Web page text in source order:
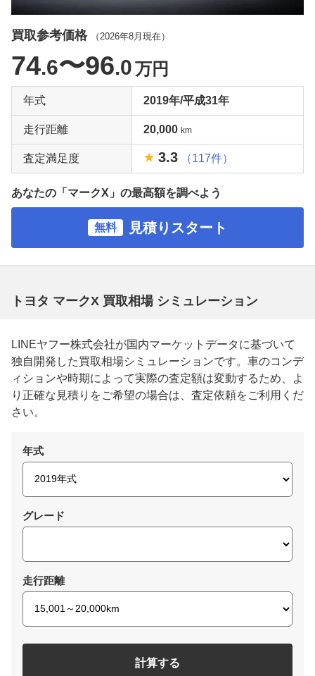
買取参考価格 （ 2026年8月 現在）
74.6〜96.0万円
年式 2019年/平成31年
走行距離 20,000 km
査定満足度 3.3 （117件）
あなたの「マークX」の最高額を調べよう
無料 見積りスタート
トヨタ マークX 買取相場 シミュレーション
LINEヤフー株式会社が国内マーケットデータに基づいて
独自開発した買取相場シミュレーションです。車のコンデ
ィションや時期によって実際の査定額は変動するため、よ
り正確な見積りをご希望の場合は、査定依頼をご利用くだ
さい。
年式
グレード
走行距離
計算する